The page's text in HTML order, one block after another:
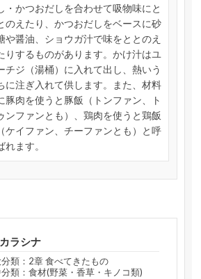
・かつおだしを合わせて吸物味にと
のえたり、かつおだしをベースに砂
や醤油、ショウガ汁で味をととのえ
りするものがあります。かけ汁はユ
チジ（湯桶）に入れて出し、熱いう
に注ぎ入れて供します。また、材料
豚肉を使うと豚飯（トンファン、ト
ンファンとも）、鶏肉を使うと鶏飯
（ケイファン、チーファンとも）と呼
れます。
カラシナ
分類：2章 食べてきたもの
類：食材(野菜・香草・キノコ類)